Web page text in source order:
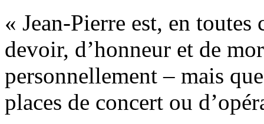
« Jean-Pierre est, en
devoir, d’honneur et de
personnellement – mais
places de concert ou